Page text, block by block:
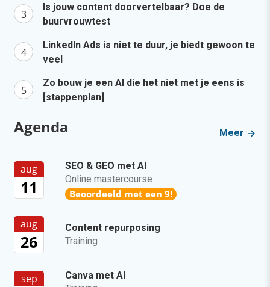
Is jouw content doorvertelbaar? Doe de
buurvrouwtest
LinkedIn Ads is niet te duur, je biedt gewoon te
veel
Zo bouw je een AI die het niet met je eens is
[stappenplan]
Agenda Meer
aug
11
SEO & GEO met AI
Online mastercourse
Beoordeeld met een 9!
aug
26
Content repurposing
Training
sep
Canva met AI